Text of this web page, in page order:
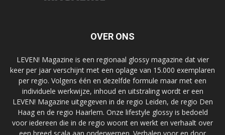
OVER ONS
LEVEN! Magazine is een regionaal glossy magazine dat vier
keer per jaar verschijnt met een oplage van 15.000 exemplaren
per regio. Volgens één en dezelfde formule maar met een
individuele werkwijze, inhoud en uitstraling wordt er een
LEVEN! Magazine uitgegeven in de regio Leiden, de regio Den
Haag en de regio Haarlem. Onze lifestyle glossy is bedoeld
voor iedereen die in de regio woont en werkt en verhaalt over